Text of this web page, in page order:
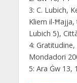
3: C. Lubich,
Kliem il-Ħajja,
Lubich 5),
4:
Mondadori
5: Ara Ġw 13,